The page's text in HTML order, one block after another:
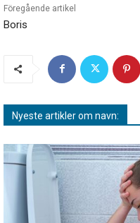
Föregående artikel
Boris
Nyeste artikler om navn: